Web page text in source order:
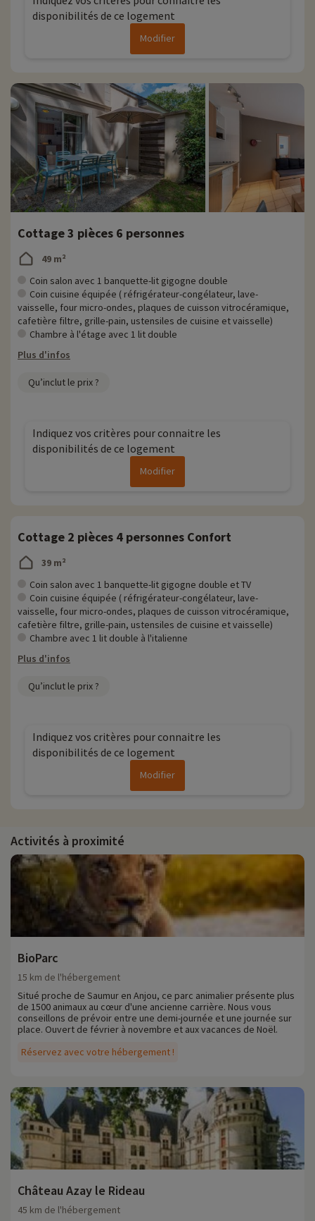
disponibilités de ce logement
Modifier
Cottage 3 pièces 6 personnes
49 m²
Coin salon avec 1 banquette-lit gigogne double
Coin cuisine équipée ( réfrigérateur-congélateur, lave-
vaisselle, four micro-ondes, plaques de cuisson vitrocéramique,
cafetière filtre, grille-pain, ustensiles de cuisine et vaisselle)
Chambre à l'étage avec 1 lit double
Plus d'infos
Qu’inclut le prix ?
Indiquez vos critères pour connaitre les
disponibilités de ce logement
Modifier
Cottage 2 pièces 4 personnes Confort
39 m²
Coin salon avec 1 banquette-lit gigogne double et TV
Coin cuisine équipée ( réfrigérateur-congélateur, lave-
vaisselle, four micro-ondes, plaques de cuisson vitrocéramique,
cafetière filtre, grille-pain, ustensiles de cuisine et vaisselle)
Chambre avec 1 lit double à l'italienne
Plus d'infos
Qu’inclut le prix ?
Indiquez vos critères pour connaitre les
disponibilités de ce logement
Modifier
Activités à proximité
BioParc
Réservez avec votre hébergement !
15 km de l'hébergement
Situé proche de Saumur en Anjou, ce parc animalier présente plus
de 1500 animaux au cœur d'une ancienne carrière. Nous vous
conseillons de prévoir entre une demi-journée et une journée sur
place. Ouvert de février à novembre et aux vacances de Noël.
Château Azay le Rideau
45 km de l'hébergement